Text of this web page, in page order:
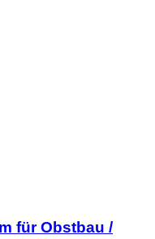
für Obstbau /